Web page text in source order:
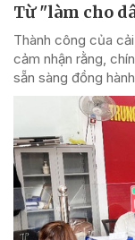
Từ "làm cho
Thành công của
cảm nhận rằng,
sẵn sàng đồng